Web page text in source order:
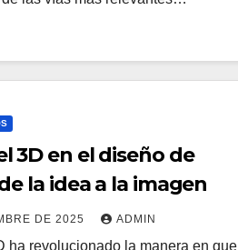
3D en el diseño de
la idea a la imagen
DE 2025 ADMIN
ha revolucionado la manera en que